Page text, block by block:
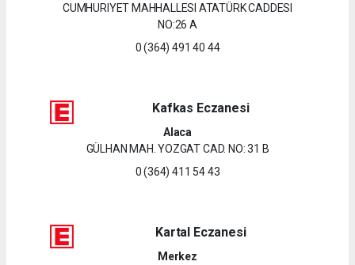
CUMHURIYET MAHHALLESI ATATÜRK CADDESI
NO:26 A
0 (364) 491 40 44
Kafkas Eczanesi
Alaca
GÜLHAN MAH. YOZGAT CAD. NO: 31 B
0 (364) 411 54 43
Kartal Eczanesi
Merkez